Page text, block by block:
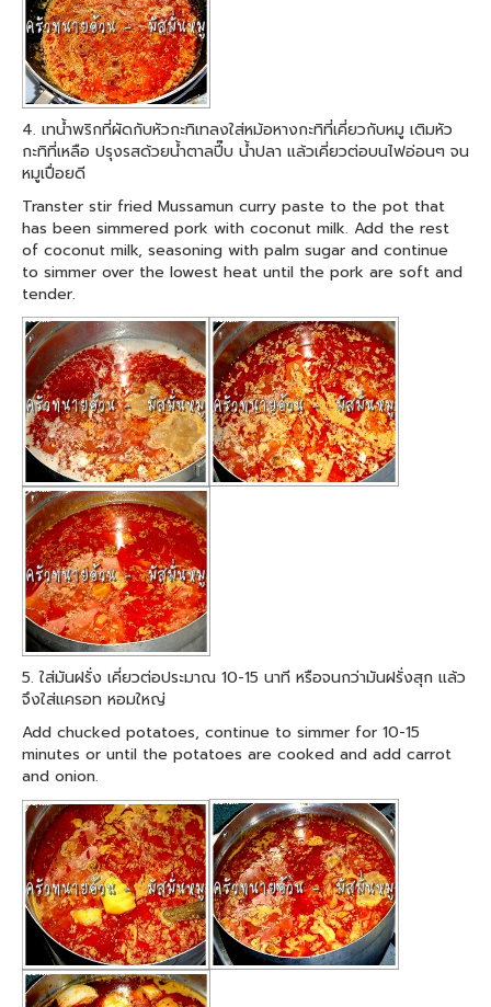
4. เทน้ำพริกที่ผัดกับหัวกะทิเทลงใส่หม้อหางกะทิที่เคี่ยวกับหมู เติมหัว
กะทิที่เหลือ ปรุงรสด้วยน้ำตาลปี๊บ น้ำปลา แล้วเคี่ยวต่อบนไฟอ่อนๆ จน
หมูเปื่อยดี
Transter stir fried Mussamun curry paste to the pot that
has been simmered pork with coconut milk. Add the rest
of coconut milk, seasoning with palm sugar and continue
to simmer over the lowest heat until the pork are soft and
tender.
5. ใส่มันฝรั่ง เคี่ยวต่อประมาณ 10-15 นาที หรือจนกว่ามันฝรั่งสุก แล้ว
จึงใส่แครอท หอมใหญ่
Add chucked potatoes, continue to simmer for 10-15
minutes or until the potatoes are cooked and add carrot
and onion.